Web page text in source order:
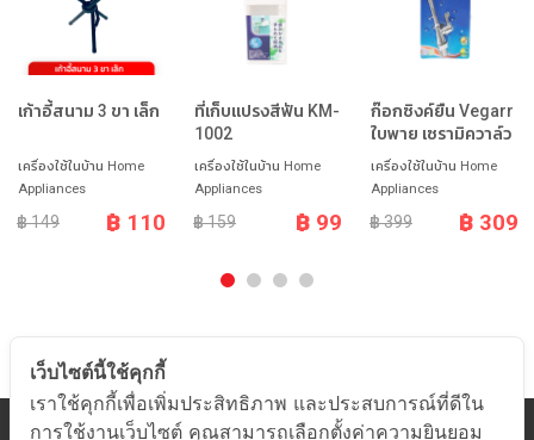
เก้าอี้สนาม 3 ขา เล็ก
เครื่องใช้ในบ้าน Home
Appliances
฿ 149 ฿ 110
ที่เก็บแปรงสีฟัน KM-
1002
เครื่องใช้ในบ้าน Home
Appliances
฿ 159 ฿ 99
ก๊อกซิงค์ยืน Vegarr
ใบพาย เซรามิควาล์ว
เครื่องใช้ในบ้าน Home
Appliances
฿ 399 ฿ 309
หมวดสินค้า
เว็บไซต์นี้ใช้คุกกี้
เราใช้คุกกี้เพื่อเพิ่มประสิทธิภาพ และประสบการณ์ที่ดีใน
การใช้งานเว็บไซต์ คุณสามารถเลือกตั้งค่าความยินยอม